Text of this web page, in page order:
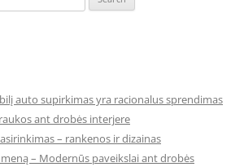
auto supirkimas yra racionalus sprendimas
ant drobės interjere
– rankenos ir dizainas
– Modernūs paveikslai ant drobės